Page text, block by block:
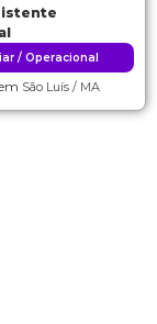
/ Operacional
São Luís / MA